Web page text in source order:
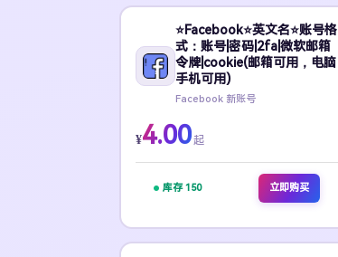
⭐Facebook⭐英文名⭐账号格
式：账号|密码|2fa|微软邮箱
令牌|cookie(邮箱可用，电脑
手机可用)
Facebook 新账号
¥4.00起
库存 150 立即购买